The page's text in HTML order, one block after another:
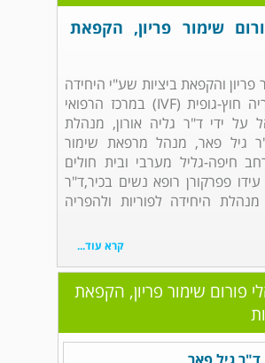
שימור פריון, הקפאת
פריון והקפאת ביציות שע"י היחידה
לפריון והפריה חוץ-גופית (IVF) במרכז הרפואי
על ידי ד"ר גליה אורון, מנהלת
גיל פאר, מנהל מרפאת שימור
חיפה-גליל מערבי ובית חולים
פפרקורן רופא נשים בכיר,ד"ר
מנהלת היחידה לפוריות ולהפריה
קרא עוד...
פורום שימור פריון, הקפאת